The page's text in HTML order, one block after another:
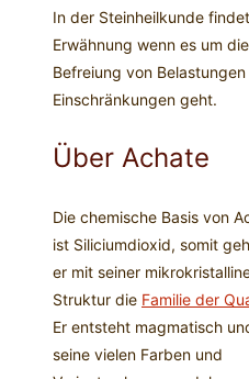
In der Steinheilkunde
Erwähnung wenn es um die
Befreiung von Belastungen
Einschränkungen geht.
Über Achate
Die chemische Basis von
ist Siliciumdioxid, somit
er mit seiner
Struktur die Familie der
Er entsteht magmatisch
seine vielen Farben und